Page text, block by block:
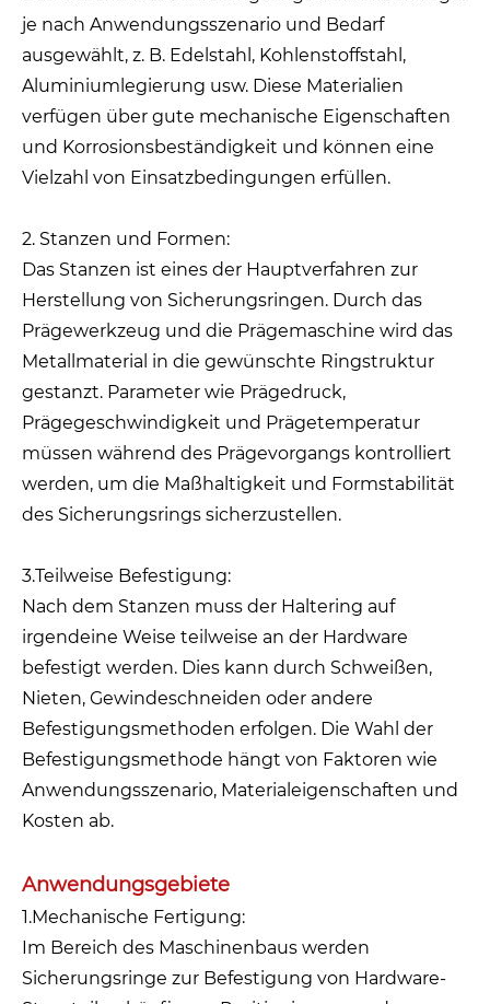
je nach Anwendungsszenario und Bedarf
ausgewählt, z. B. Edelstahl, Kohlenstoffstahl,
Aluminiumlegierung usw. Diese Materialien
verfügen über gute mechanische Eigenschaften
und Korrosionsbeständigkeit und können eine
Vielzahl von Einsatzbedingungen erfüllen.
2. Stanzen und Formen:
Das Stanzen ist eines der Hauptverfahren zur
Herstellung von Sicherungsringen. Durch das
Prägewerkzeug und die Prägemaschine wird das
Metallmaterial in die gewünschte Ringstruktur
gestanzt. Parameter wie Prägedruck,
Prägegeschwindigkeit und Prägetemperatur
müssen während des Prägevorgangs kontrolliert
werden, um die Maßhaltigkeit und Formstabilität
des Sicherungsrings sicherzustellen.
3.Teilweise Befestigung:
Nach dem Stanzen muss der Haltering auf
irgendeine Weise teilweise an der Hardware
befestigt werden. Dies kann durch Schweißen,
Nieten, Gewindeschneiden oder andere
Befestigungsmethoden erfolgen. Die Wahl der
Befestigungsmethode hängt von Faktoren wie
Anwendungsszenario, Materialeigenschaften und
Kosten ab.
Anwendungsgebiete
1.Mechanische Fertigung:
Im Bereich des Maschinenbaus werden
Sicherungsringe zur Befestigung von Hardware-